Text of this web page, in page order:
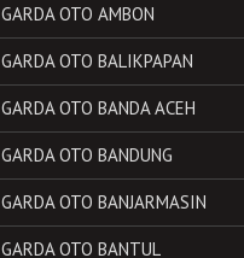
GARDA OTO AMBON
GARDA OTO BALIKPAPAN
GARDA OTO BANDA ACEH
GARDA OTO BANDUNG
GARDA OTO BANJARMASIN
GARDA OTO BANTUL